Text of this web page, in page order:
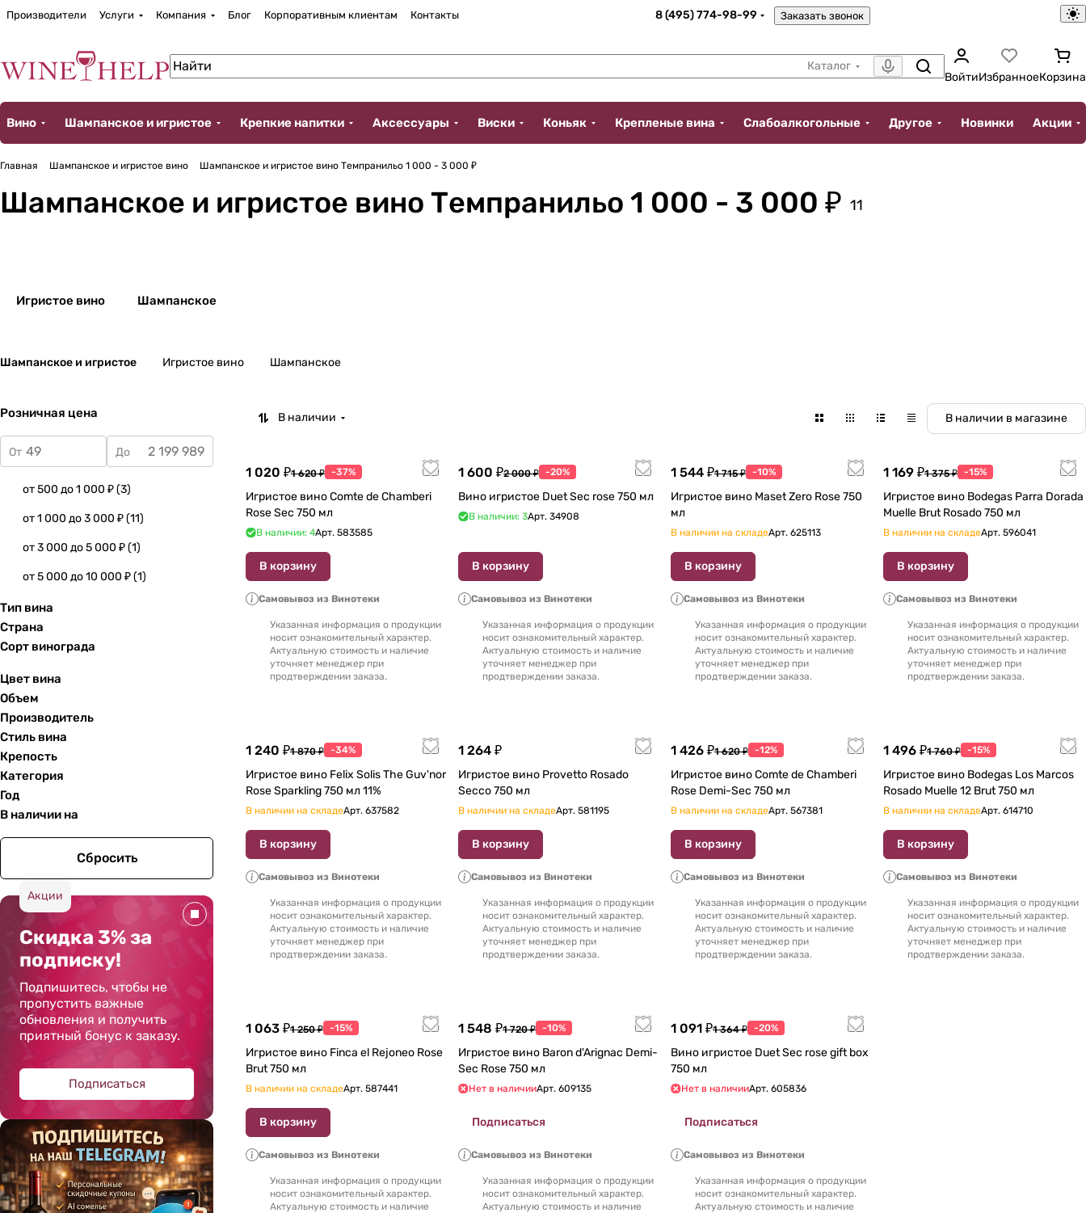
Производители Услуги Компания Блог Корпоративным клиентам Контакты 8 (495) 774-98-99 Заказать звонок
Каталог
ВойтиИзбранноеКорзина
Вино Шампанское и игристое Крепкие напитки Аксессуары Виски Коньяк Крепленые вина Слабоалкогольные Другое Новинки Акции
Главная Шампанское и игристое вино Шампанское и игристое вино Темпранильо 1 000 - 3 000 ₽
Шампанское и игристое вино Темпранильо 1 000 - 3 000 ₽ 11
Игристое вино Шампанское
Шампанское и игристое Игристое вино Шампанское
Розничная цена
От До
от 500 до 1 000 ₽(3)
от 1 000 до 3 000 ₽(11)
от 3 000 до 5 000 ₽(1)
от 5 000 до 10 000 ₽(1)
Тип вина
Страна
Сорт винограда
Цвет вина
Объем
Производитель
Стиль вина
Крепость
Категория
Год
В наличии на
Сбросить
Акции
Скидка 3% за
подписку!
Подпишитесь, чтобы не
пропустить важные
обновления и получить
приятный бонус к заказу.
Подписаться
В наличии В наличии в магазине
1 020 ₽1 620 ₽ -37%
Игристое вино Comte de Chamberi
Rose Sec 750 мл
В наличии: 4Арт. 583585
В корзину
Самовывоз из Винотеки
Указанная информация о продукции
носит ознакомительный характер.
Актуальную стоимость и наличие
уточняет менеджер при
продтверждении заказа.
1 600 ₽2 000 ₽ -20%
Вино игристое Duet Sec rose 750 мл
В наличии: 3Арт. 34908
В корзину
Самовывоз из Винотеки
Указанная информация о продукции
носит ознакомительный характер.
Актуальную стоимость и наличие
уточняет менеджер при
продтверждении заказа.
1 544 ₽1 715 ₽ -10%
Игристое вино Maset Zero Rose 750
мл
В наличии на складеАрт. 625113
В корзину
Самовывоз из Винотеки
Указанная информация о продукции
носит ознакомительный характер.
Актуальную стоимость и наличие
уточняет менеджер при
продтверждении заказа.
1 169 ₽1 375 ₽ -15%
Игристое вино Bodegas Parra Dorada
Muelle Brut Rosado 750 мл
В наличии на складеАрт. 596041
В корзину
Самовывоз из Винотеки
Указанная информация о продукции
носит ознакомительный характер.
Актуальную стоимость и наличие
уточняет менеджер при
продтверждении заказа.
1 240 ₽1 870 ₽ -34%
Игристое вино Felix Solis The Guv'nor
Rose Sparkling 750 мл 11%
В наличии на складеАрт. 637582
В корзину
Самовывоз из Винотеки
Указанная информация о продукции
носит ознакомительный характер.
Актуальную стоимость и наличие
уточняет менеджер при
продтверждении заказа.
1 264 ₽
Игристое вино Provetto Rosado
Secco 750 мл
В наличии на складеАрт. 581195
В корзину
Самовывоз из Винотеки
Указанная информация о продукции
носит ознакомительный характер.
Актуальную стоимость и наличие
уточняет менеджер при
продтверждении заказа.
1 426 ₽1 620 ₽ -12%
Игристое вино Comte de Chamberi
Rose Demi-Sec 750 мл
В наличии на складеАрт. 567381
В корзину
Самовывоз из Винотеки
Указанная информация о продукции
носит ознакомительный характер.
Актуальную стоимость и наличие
уточняет менеджер при
продтверждении заказа.
1 496 ₽1 760 ₽ -15%
Игристое вино Bodegas Los Marcos
Rosado Muelle 12 Brut 750 мл
В наличии на складеАрт. 614710
В корзину
Самовывоз из Винотеки
Указанная информация о продукции
носит ознакомительный характер.
Актуальную стоимость и наличие
уточняет менеджер при
продтверждении заказа.
1 063 ₽1 250 ₽ -15%
Игристое вино Finca el Rejoneo Rose
Brut 750 мл
В наличии на складеАрт. 587441
В корзину
Самовывоз из Винотеки
Указанная информация о продукции
носит ознакомительный характер.
Актуальную стоимость и наличие
1 548 ₽1 720 ₽ -10%
Игристое вино Baron d'Arignac Demi-
Sec Rose 750 мл
Нет в наличииАрт. 609135
Подписаться
Самовывоз из Винотеки
Указанная информация о продукции
носит ознакомительный характер.
Актуальную стоимость и наличие
1 091 ₽1 364 ₽ -20%
Вино игристое Duet Sec rose gift box
750 мл
Нет в наличииАрт. 605836
Подписаться
Самовывоз из Винотеки
Указанная информация о продукции
носит ознакомительный характер.
Актуальную стоимость и наличие